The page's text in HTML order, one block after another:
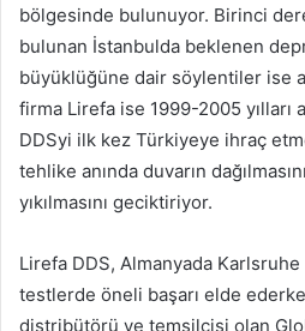
bölgesinde bulunuyor. Birinci
bulunan İstanbulda beklenen
büyüklüğüne dair söylentiler ise
firma Lirefa ise 1999-2005 yılları
DDSyi ilk kez Türkiyeye ihraç
tehlike anında duvarın
yıkılmasını geciktiriyor.
Lirefa DDS, Almanyada
testlerde öneli başarı elde
distribütörü ve temsilcisi olan